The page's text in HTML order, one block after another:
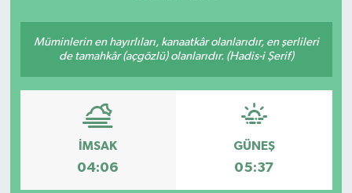
Müminlerin en hayırlıları, kanaatkâr olanlarıdır, en şerlileri
de tamahkâr (açgözlü) olanlarıdır. (Hadis-i Şerif)
İMSAK
04:06
GÜNEŞ
05:37